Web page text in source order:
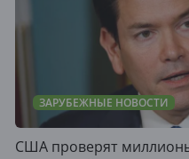
ЗАРУБЕЖНЫЕ НОВОСТИ
США проверят